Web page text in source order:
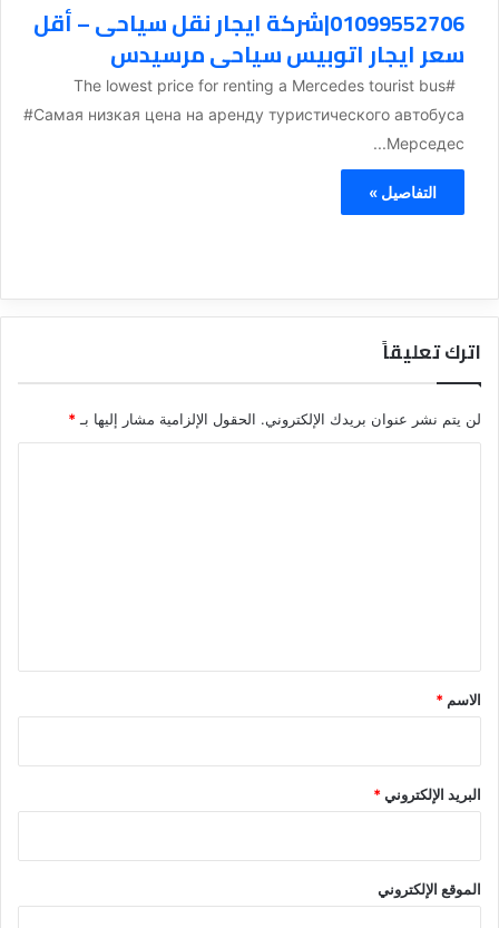
01099552706|شركة ايجار نقل سياحى – أقل
سعر ايجار اتوبيس سياحى مرسيدس
#The lowest price for renting a Mercedes tourist bus
#Самая низкая цена на аренду туристического автобуса
Мерседес...
التفاصيل »
اترك تعليقاً
لن يتم نشر عنوان بريدك الإلكتروني. الحقول الإلزامية مشار إليها بـ *
*
الاسم *
البريد الإلكتروني*
الموقع الإلكتروني